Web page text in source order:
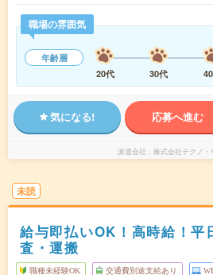
職場の雰囲気
年齢層
20代
30代
気になる! 応募へ進む
派遣会社 株式会社テクノ・
未読
給与即払いOK！高時給！平
査・運搬
職種未経験OK 交通費別途支給あり